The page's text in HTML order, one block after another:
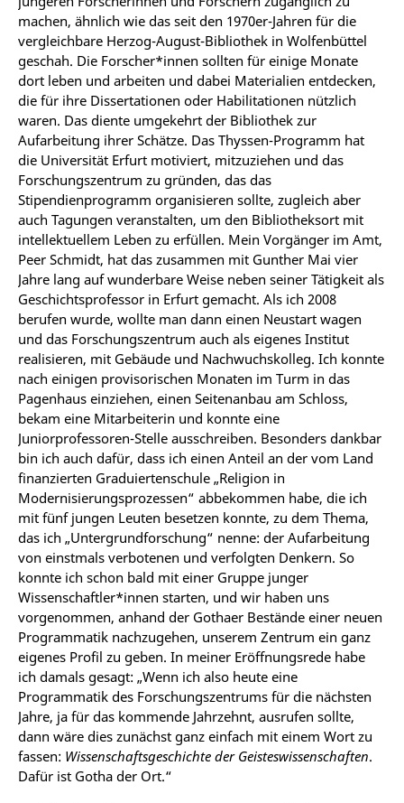
machen, ähnlich wie das seit den 1970er-Jahren für die
vergleichbare Herzog-August-Bibliothek in Wolfenbüttel
geschah. Die Forscher*innen sollten für einige Monate
dort leben und arbeiten und dabei Materialien entdecken,
die für ihre Dissertationen oder Habilitationen nützlich
waren. Das diente umgekehrt der Bibliothek zur
Aufarbeitung ihrer Schätze. Das Thyssen-Programm hat
die Universität Erfurt motiviert, mitzuziehen und das
Forschungszentrum zu gründen, das das
Stipendienprogramm organisieren sollte, zugleich aber
auch Tagungen veranstalten, um den Bibliotheksort mit
intellektuellem Leben zu erfüllen. Mein Vorgänger im Amt,
Peer Schmidt, hat das zusammen mit Gunther Mai vier
Jahre lang auf wunderbare Weise neben seiner Tätigkeit als
Geschichtsprofessor in Erfurt gemacht. Als ich 2008
berufen wurde, wollte man dann einen Neustart wagen
und das Forschungszentrum auch als eigenes Institut
realisieren, mit Gebäude und Nachwuchskolleg. Ich konnte
nach einigen provisorischen Monaten im Turm in das
Pagenhaus einziehen, einen Seitenanbau am Schloss,
bekam eine Mitarbeiterin und konnte eine
Juniorprofessoren-Stelle ausschreiben. Besonders dankbar
bin ich auch dafür, dass ich einen Anteil an der vom Land
finanzierten Graduiertenschule „Religion in
Modernisierungsprozessen“ abbekommen habe, die ich
mit fünf jungen Leuten besetzen konnte, zu dem Thema,
das ich „Untergrundforschung“ nenne: der Aufarbeitung
von einstmals verbotenen und verfolgten Denkern. So
konnte ich schon bald mit einer Gruppe junger
Wissenschaftler*innen starten, und wir haben uns
vorgenommen, anhand der Gothaer Bestände einer neuen
Programmatik nachzugehen, unserem Zentrum ein ganz
eigenes Profil zu geben. In meiner Eröffnungsrede habe
ich damals gesagt: „Wenn ich also heute eine
Programmatik des Forschungszentrums für die nächsten
Jahre, ja für das kommende Jahrzehnt, ausrufen sollte,
dann wäre dies zunächst ganz einfach mit einem Wort zu
fassen: Wissenschaftsgeschichte der Geisteswissenschaften.
Dafür ist Gotha der Ort.“